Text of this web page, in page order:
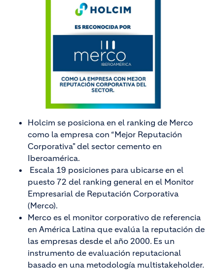
Holcim se posiciona en el ranking de Merco
como la empresa con “Mejor Reputación
Corporativa" del sector cemento en
Iberoamérica.
Escala 19 posiciones para ubicarse en el
puesto 72 del ranking general en el Monitor
Empresarial de Reputación Corporativa
(Merco).
Merco es el monitor corporativo de referencia
en América Latina que evalúa la reputación de
las empresas desde el año 2000. Es un
instrumento de evaluación reputacional
basado en una metodología multistakeholder.